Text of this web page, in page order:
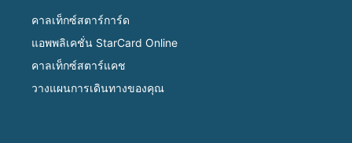
คาลเท็กซ์สตาร์การ์ด
แอพพลิเคชั่น StarCard Online
คาลเท็กซ์สตาร์แคช
วางแผนการเดินทางของคุณ